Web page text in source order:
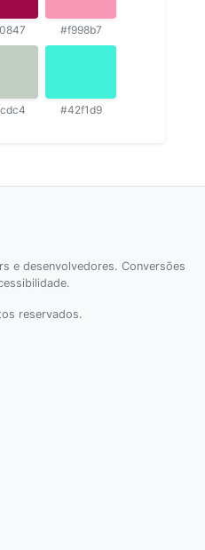
#f998b7
#42f1d9
e desenvolvedores. Conversões
reservados.